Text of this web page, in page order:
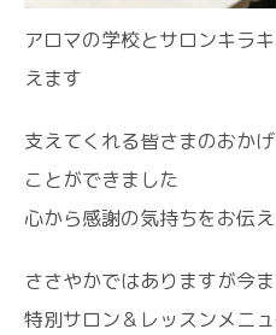
アロマの学校とサロンキラ
えます
支えてくれる皆さまのおか
ことができました
心から感謝の気持ちをお伝
ささやかではありますが今
特別サロン＆レッスンメニ